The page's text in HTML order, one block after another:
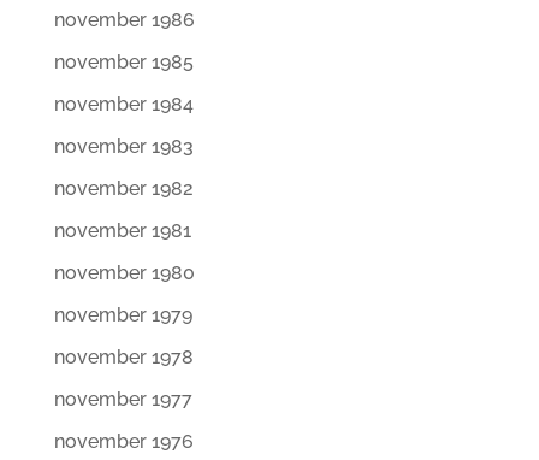
november 1986
november 1985
november 1984
november 1983
november 1982
november 1981
november 1980
november 1979
november 1978
november 1977
november 1976